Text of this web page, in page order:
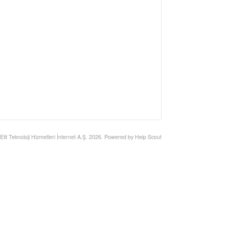
Elit Teknoloji Hizmetleri İnternet A.Ş. 2026. Powered by Help Scout